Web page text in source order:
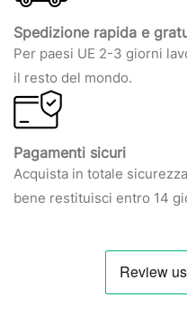
Spedizione rapida e
Per paesi UE 2-3 giorni
il resto del mondo.
Pagamenti sicuri
Acquista in totale
bene restituisci entro 14